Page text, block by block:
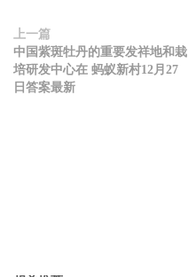
上一篇
中国紫斑牡丹的重要发祥地和栽
培研发中心在 蚂蚁新村12月27
日答案最新